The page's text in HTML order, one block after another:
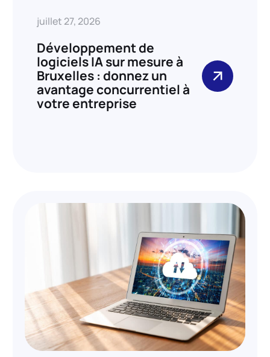
juillet 27, 2026
Développement de
logiciels IA sur mesure à
Bruxelles : donnez un
avantage concurrentiel à
votre entreprise